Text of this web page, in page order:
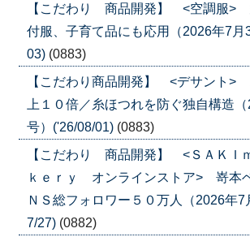
【こだわり 商品開発】 <空調服>
付服、子育て品にも応用（2026年7月
03) (0883)
【こだわり商品開発】 <デサント>
上１０倍／糸ほつれを防ぐ独自構造
号）('26/08/01) (0883)
【こだわり 商品開発】 <ＳＡＫＩ
ｋｅｒｙ オンラインストア> 嵜本
ＮＳ総フォロワー５０万人（2026年
7/27) (0882)